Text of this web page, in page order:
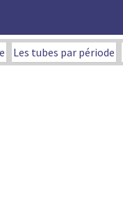
Les tubes par période